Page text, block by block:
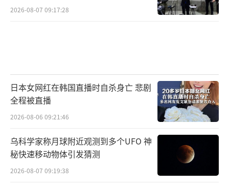
2026-08-07 09:17:28
日本女网红在韩国直播时自杀身亡 悲剧
全程被直播
2026-08-06 09:21:46
乌科学家称月球附近观测到多个UFO 神
秘快速移动物体引发猜测
2026-08-07 09:19:38